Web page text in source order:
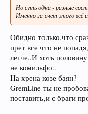
Уважаемые
информации на
форумчанами) с
принимать
описывается чей-
эти пивовары в
неверность таких
другом. Так что
информацию, как
опыте, и в случае
Но суть одна - разные
Именно за счет этого всё
Обидно только,что
прет все что не
легче..И хоть
не комильфо..
На хрена козе баян?
GremLine ты не
поставить,и с браги